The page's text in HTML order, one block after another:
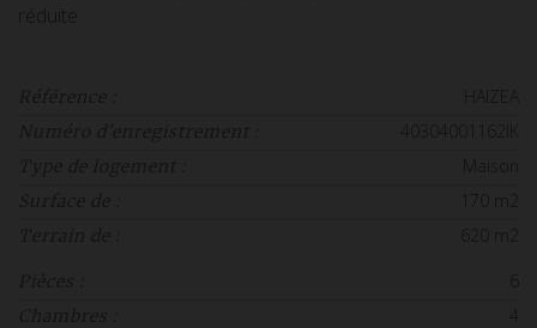
réduite.
Référence : HAIZEA
Numéro d'enregistrement : 40304001162IK
Type de logement :
Surface de :
Terrain de :
Pièces :
Chambres : 4